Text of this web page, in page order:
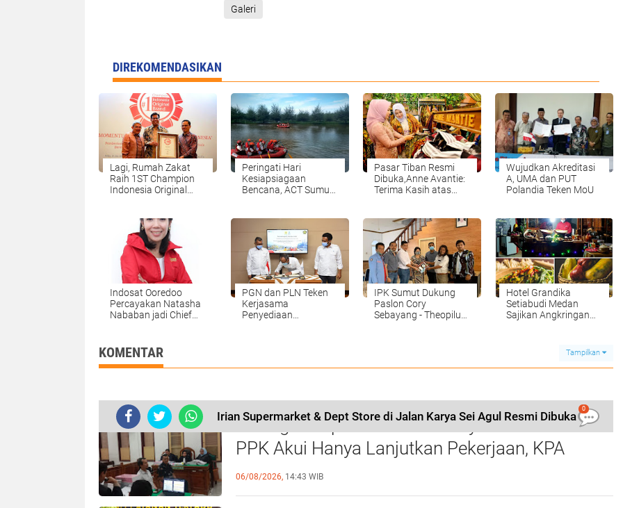
Galeri
DIREKOMENDASIKAN
Lagi, Rumah Zakat
Raih 1ST Champion
Indonesia Original
Peringati Hari
Kesiapsiagaan
Bencana, ACT Sumut
Pasar Tiban Resmi
Dibuka,Anne Avantie:
Terima Kasih atas
Wujudkan Akreditasi
A, UMA dan PUT
Polandia Teken MoU
Indosat Ooredoo
Percayakan Natasha
Nababan jadi Chief
PGN dan PLN Teken
Kerjasama
Penyediaan
IPK Sumut Dukung
Paslon Cory
Sebayang - Theopilus
Hotel Grandika
Setiabudi Medan
Sajikan Angkringan
KOMENTAR Tampilkan
Irian Supermarket & Dept Store di Jalan Karya Sei Agul Resmi Dibuka
0
Sidang Korupsi Waterfront City Samosir: Eks
PPK Akui Hanya Lanjutkan Pekerjaan, KPA
Beberkan Pengawasan Proyek
06/08/2026, 14:43 WIB